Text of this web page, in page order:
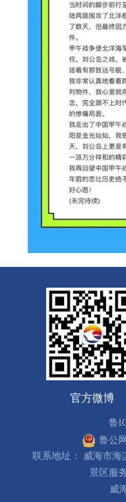
官方微博
鲁
鲁公
联系地址： 威海市海
景区服
威